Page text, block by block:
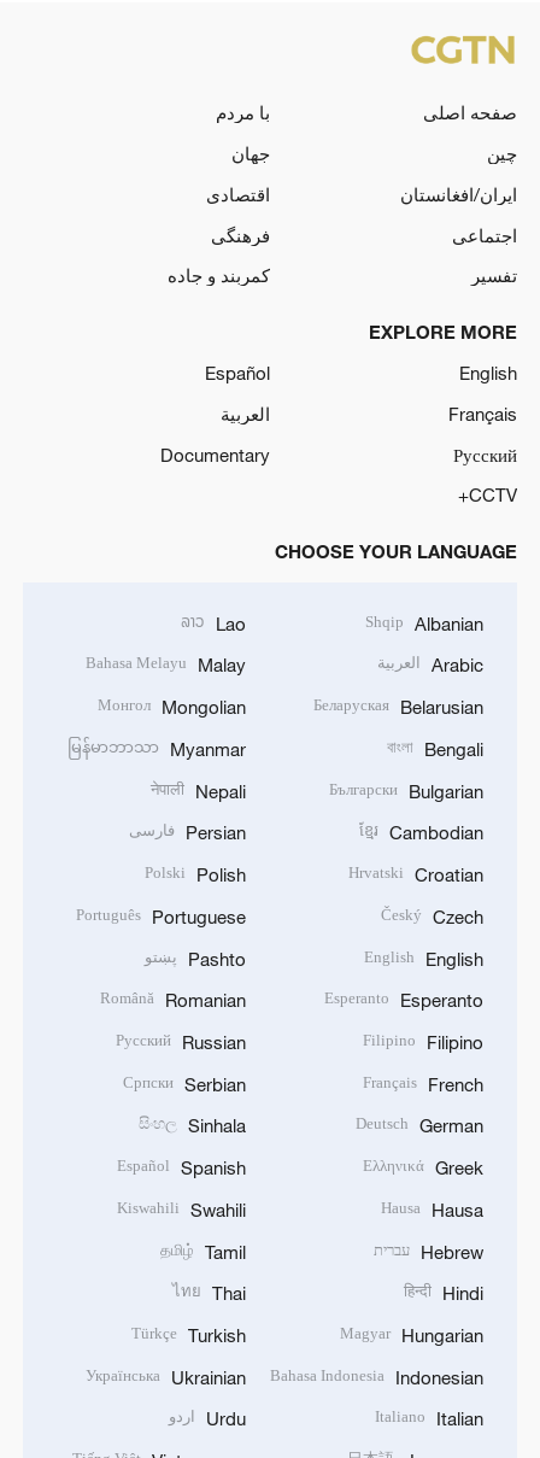
صفحه اصلی
با مردم
چین
جهان
ایران/افغانستان
اقتصادی
اجتماعی
فرهنگی
تفسیر
کمربند و جاده
EXPLORE MORE
English
Español
Français
العربية
Русский
Documentary
CCTV+
CHOOSE YOUR LANGUAGE
Albanian
Shqip
Arabic العربية
Belarusian
Беларуская
Bengali
বাংলা
Bulgarian
Български
Cambodian
ខ្មែរ
Croatian
Hrvatski
Czech
Český
English
English
Esperanto
Esperanto
Filipino
Filipino
French
Français
German
Deutsch
Greek
Ελληνικά
Hausa
Hausa
Hebrew עברית
Hindi
हिन्दी
Hungarian
Magyar
Indonesian
Bahasa Indonesia
Italian
Italiano
Lao
ລາວ
Malay
Bahasa Melayu
Mongolian
Монгол
Myanmar
မြန်မာဘာသာ
Nepali
नेपाली
Persian فارسی
Polish
Polski
Portuguese
Português
Pashto پښتو
Romanian
Română
Russian
Русский
Serbian
Српски
Sinhala
සිංහල
Spanish
Español
Swahili
Kiswahili
Tamil
தமிழ்
Thai
ไทย
Turkish
Türkçe
Ukrainian
Українська
Urdu اردو